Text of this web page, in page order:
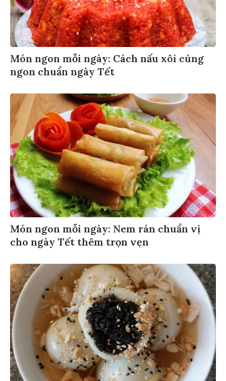
Món ngon mỗi ngày: Cách nấu xôi cúng
ngon chuẩn ngày Tết
Món ngon mỗi ngày: Nem rán chuẩn vị
cho ngày Tết thêm trọn vẹn